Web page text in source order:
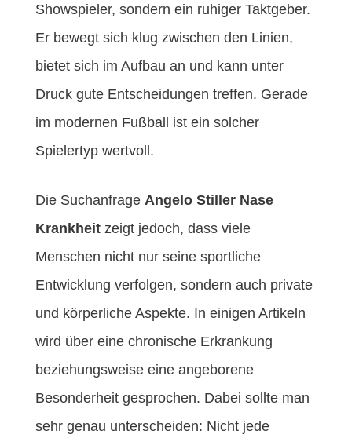
Showspieler, sondern ein ruhiger Taktgeber.
Er bewegt sich klug zwischen den Linien,
bietet sich im Aufbau an und kann unter
Druck gute Entscheidungen treffen. Gerade
im modernen Fußball ist ein solcher
Spielertyp wertvoll.
Die Suchanfrage Angelo Stiller Nase
Krankheitzeigt jedoch, dass viele
Menschen nicht nur seine sportliche
Entwicklung verfolgen, sondern auch private
und körperliche Aspekte. In einigen Artikeln
wird über eine chronische Erkrankung
beziehungsweise eine angeborene
Besonderheit gesprochen. Dabei sollte man
sehr genau unterscheiden: Nicht jede